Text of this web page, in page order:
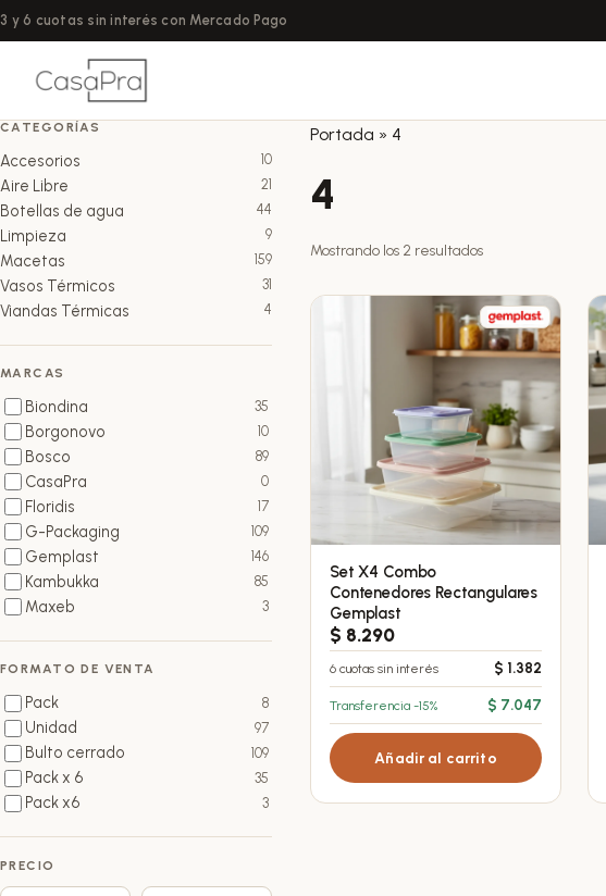
3 y 6 cuotas sin interés con Mercado Pago
CATEGORÍAS
Accesorios 10
Aire Libre 21
Botellas de agua 44
Limpieza 9
Macetas 159
Vasos Térmicos 31
Viandas Térmicas 4
MARCAS
Biondina 35
Borgonovo 10
Bosco 89
CasaPra 0
Floridis 17
G-Packaging 109
Gemplast 146
Kambukka 85
Maxeb 3
FORMATO DE VENTA
Pack 8
Unidad 97
Bulto cerrado 109
Pack x 6 35
Pack x6 3
PRECIO
Portada » 4
4
Mostrando los 2 resultados
Set X4 Combo
Contenedores Rectangulares
Gemplast
$ 8.290
6 cuotas sin interés $ 1.382
Transferencia -15% $ 7.047
Añadir al carrito